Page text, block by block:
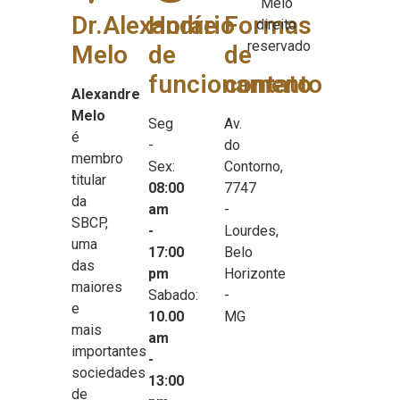
Dr.Alexandre
Melo
Alexandre
Melo
é
membro
titular
da
SBCP,
uma
das
maiores
e
mais
importantes
sociedades
de
Horário
de
funcionamento
Seg
-
Sex:
08:00
am
-
17:00
pm
Sabado:
10.00
am
-
13:00
Formas
de
contato
Av.
do
Contorno,
7747
-
Lourdes,
Belo
Horizonte
-
MG
direito
reservado